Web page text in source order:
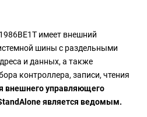
имеет внешний
шины с раздельными
и данных, а также
контроллера, записи, чтения
внешнего управляющего
является ведомым.